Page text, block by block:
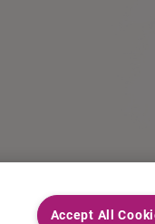
Accept All